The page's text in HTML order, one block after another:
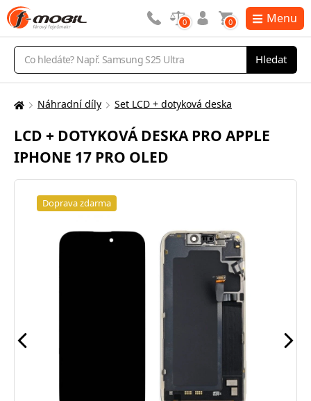
Vyhledávání
Hledat
0 0 Menu
Zde
nacházíte:
Náhradní díly Set LCD + dotyková deska
LCD + DOTYKOVÁ DESKA PRO APPLE
IPHONE 17 PRO OLED
Doprava zdarma